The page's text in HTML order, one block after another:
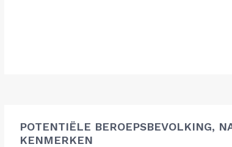
POTENTIËLE BEROEPSBEVOLKING,
KENMERKEN